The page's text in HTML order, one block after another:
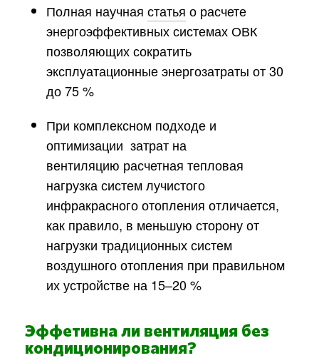
Полная научная статья о расчете
энергоэффективных системах ОВК
позволяющих сократить
эксплуатационные энергозатраты от 30
до 75 %
При комплексном подходе и
оптимизации затрат на
вентиляцию расчетная тепловая
нагрузка систем лучистого
инфракрасного отопления отличается,
как правило, в меньшую сторону от
нагрузки традиционных систем
воздушного отопления при правильном
их устройстве на 15–20 %
Эффетивна ли вентиляция без
кондиционирования?